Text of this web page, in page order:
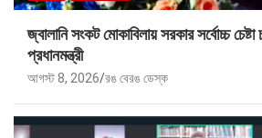
জ্বালানি সংকট মোকাবিলায় সরকার সর্বোচ্চ চেষ্টা
প্রধানমন্ত্রী
আগস্ট 8, 2026 রঙ বেরঙ ডেস্ক